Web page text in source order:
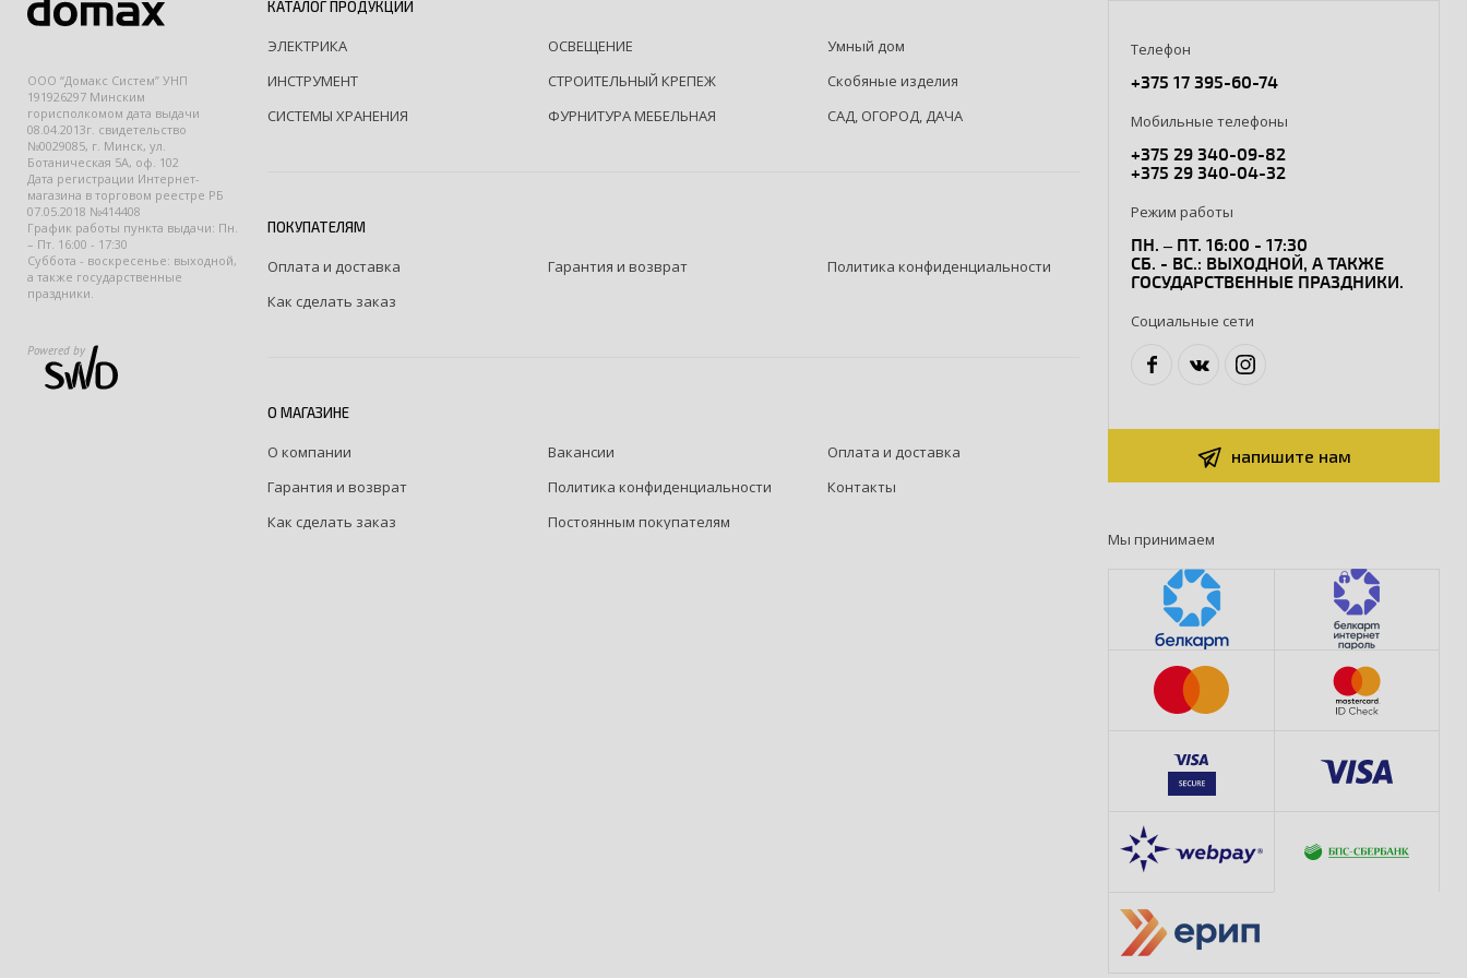
ООО “Домакс Систем” УНП
191926297 Минским
горисполкомом дата выдачи
08.04.2013г. свидетельство
№0029085, г. Минск, ул.
Ботаническая 5А, оф. 102
Дата регистрации Интернет-
магазина в торговом реестре РБ
07.05.2018 №414408
График работы пункта выдачи: Пн.
– Пт. 16:00 - 17:30
Суббота - воскресенье: выходной,
а также государственные
праздники.
Powered by
КАТАЛОГ ПРОДУКЦИИ
ЭЛЕКТРИКА ОСВЕЩЕНИЕ
Умный дом
ИНСТРУМЕНТ
СТРОИТЕЛЬНЫЙ КРЕПЕЖ
Скобяные изделия
СИСТЕМЫ ХРАНЕНИЯ
ФУРНИТУРА МЕБЕЛЬНАЯ САД, ОГОРОД, ДАЧА
ПОКУПАТЕЛЯМ
Оплата и доставка Гарантия и возврат
Политика конфиденциальности
Как сделать заказ
О МАГАЗИНЕ
О компании Вакансии
Оплата и доставка
Гарантия и возврат
Политика конфиденциальности
Контакты
Как сделать заказ
Постоянным покупателям
Телефон
+375 17 395-60-74
Мобильные телефоны
+375 29 340-09-82
+375 29 340-04-32
Режим работы
ПН. – ПТ. 16:00 - 17:30
СБ. - ВС.: ВЫХОДНОЙ, А ТАКЖЕ
ГОСУДАРСТВЕННЫЕ ПРАЗДНИКИ.
Социальные сети
напишите нам
Мы принимаем